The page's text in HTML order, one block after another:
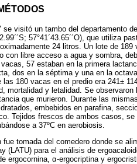
se visitó un tambo del departamento
57°41´43.65´´O), que utiliza
24 litros. Un lote de
con libre acceso a agua y sombra,
57 estaban en la primera
dos en la séptima y una en la
180 vacas en el predio era 241±
mortalidad y letalidad. Se
que murieron. Durante las
embebidos en parafina,
Tejidos frescos de ambos casos,
a 37ºC en aerobiosis.
fue tomada del comedero donde se
(LATU) para el análisis de
ergocornina, α-ergocriptina y